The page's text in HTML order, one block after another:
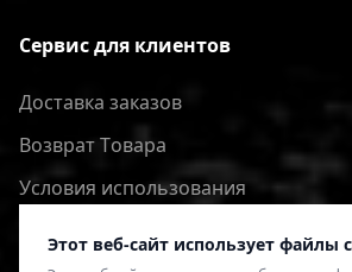
Этот веб-сайт использует файлы
Сервис для клиентов
Доставка заказов
Bозврат Tовара
Условия использования
Политика конфиденциальности